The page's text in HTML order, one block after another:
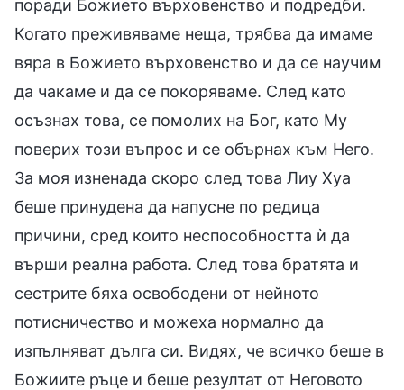
поради Божието върховенство и подредби.
Когато преживяваме неща, трябва да имаме
вяра в Божието върховенство и да се научим
да чакаме и да се покоряваме. След като
осъзнах това, се помолих на Бог, като Му
поверих този въпрос и се обърнах към Него.
За моя изненада скоро след това Лиу Хуа
беше принудена да напусне по редица
причини, сред които неспособността ѝ да
върши реална работа. След това братята и
сестрите бяха освободени от нейното
потисничество и можеха нормално да
изпълняват дълга си. Видях, че всичко беше в
Божиите ръце и беше резултат от Неговото